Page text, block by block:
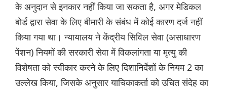
के अनुदान से इनकार नहीं किया जा सकता है, अगर मेडिकल
बोर्ड द्वारा सेवा के लिए बीमारी के संबंध में कोई कारण दर्ज नहीं
किया गया था। न्यायालय ने केंद्रीय सिविल सेवा (असाधारण
पेंशन) नियमों की सरकारी सेवा में विकलांगता या मृत्यु की
विशेषता को स्वीकार करने के लिए दिशानिर्देशों के नियम 2 का
उल्लेख किया, जिसके अनुसार याचिकाकर्ता को उचित संदेह का